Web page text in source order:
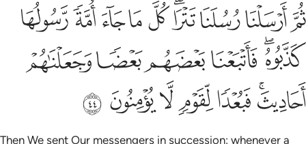
ثم ارسلنا رسلنا تترى كل ما جاء امة رسولها كذبوه فاتبعنا بعضهم بعضا
ثُمَّ أَرْسَلْنَا رُسُلَنَا تَتْرَا ۖ كُلَّ مَا جَآءَ أُمَّةًۭ رَّسُولُهَا كَذَّبُوهُ ۚ فَأَتْبَعْنَا
ﱉﱊﱋﱌﱍﱎﱏﱐﱑﱒ
ﱓﱔﱕﱖﱗﱘ
ﱙﱚﱛﱜﱝﱞ ﱟ
Then We sent Our messengers in succession: whenever a